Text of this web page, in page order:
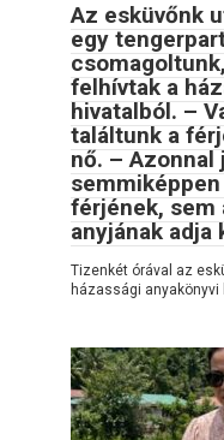
Az esküvőnk
egy
felhívtak a
hivatalból. –
találtunk a
nő. – Azonnal
férjének, sem
anyjának adja
Tizenkét órával az
házassági